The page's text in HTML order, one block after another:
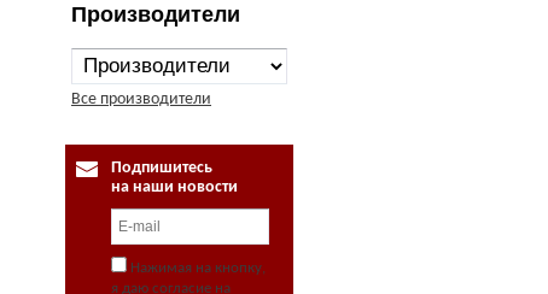
Производители
Все производители
Подпишитесь
на наши новости
Нажимая на кнопку,
я даю согласие на